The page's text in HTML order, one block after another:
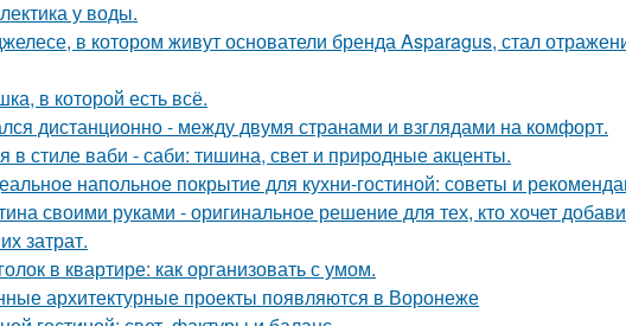
у воды.
в котором живут основатели бренда Asparagus, стал
в которой есть всё.
дистанционно - между двумя странами и взглядами на комфорт.
в стиле ваби - саби: тишина, свет и природные акценты.
напольное покрытие для кухни-гостиной: советы и
своими руками - оригинальное решение для тех, кто хочет
затрат.
в квартире: как организовать с умом.
архитектурные проекты появляются в Воронеже